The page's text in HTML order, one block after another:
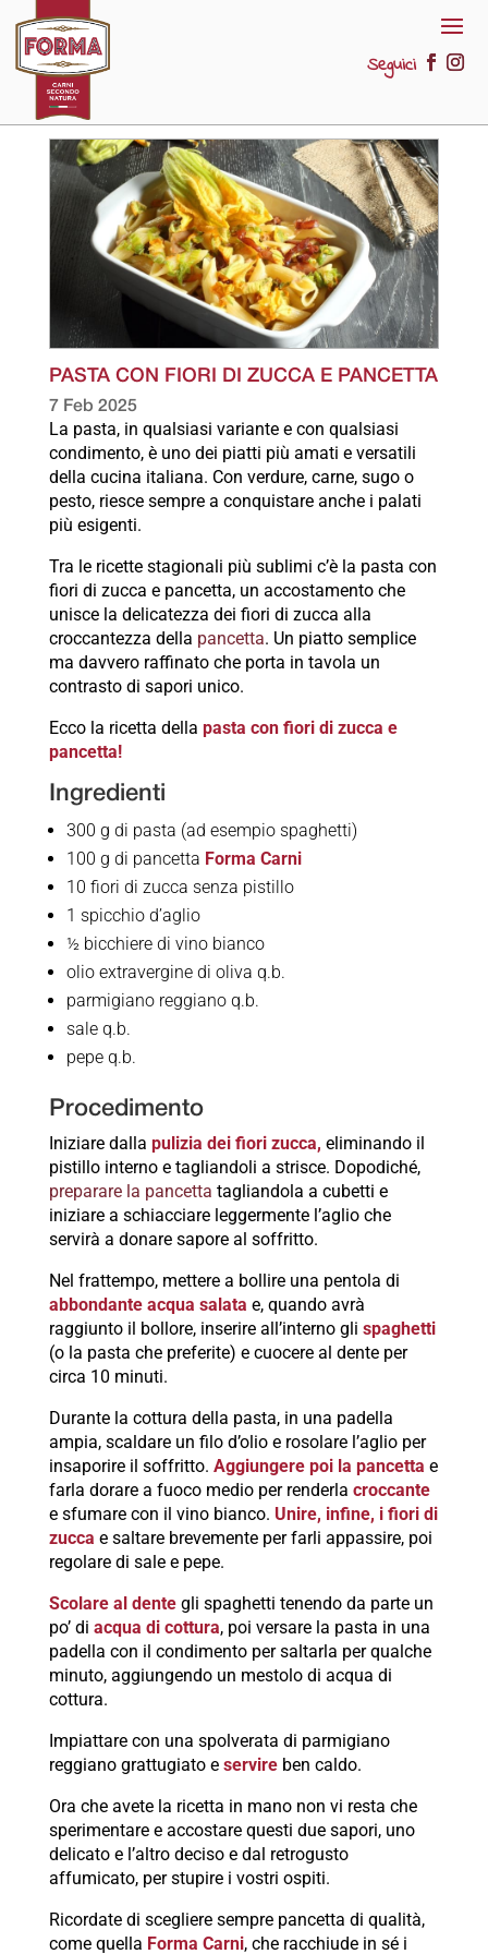
Seguici
PASTA CON FIORI DI ZUCCA E PANCETTA
7 Feb 2025
La pasta, in qualsiasi variante e con qualsiasi
condimento, è uno dei piatti più amati e versatili
della cucina italiana. Con verdure, carne, sugo o
pesto, riesce sempre a conquistare anche i palati
più esigenti.
Tra le ricette stagionali più sublimi c’è la pasta con
fiori di zucca e pancetta, un accostamento che
unisce la delicatezza dei fiori di zucca alla
croccantezza della pancetta. Un piatto semplice
ma davvero raffinato che porta in tavola un
contrasto di sapori unico.
Ecco la ricetta della pasta con fiori di zucca e
pancetta!
Ingredienti
300 g di pasta (ad esempio spaghetti)
100 g di pancetta Forma Carni
10 fiori di zucca senza pistillo
1 spicchio d’aglio
½ bicchiere di vino bianco
olio extravergine di oliva q.b.
parmigiano reggiano q.b.
sale q.b.
pepe q.b.
Procedimento
Iniziare dalla pulizia dei fiori zucca, eliminando il
pistillo interno e tagliandoli a strisce. Dopodiché,
preparare la pancetta tagliandola a cubetti e
iniziare a schiacciare leggermente l’aglio che
servirà a donare sapore al soffritto.
Nel frattempo, mettere a bollire una pentola di
abbondante acqua salata e, quando avrà
raggiunto il bollore, inserire all’interno gli spaghetti
(o la pasta che preferite) e cuocere al dente per
circa 10 minuti.
Durante la cottura della pasta, in una padella
ampia, scaldare un filo d’olio e rosolare l’aglio per
insaporire il soffritto. Aggiungere poi la pancetta e
farla dorare a fuoco medio per renderla croccante
e sfumare con il vino bianco. Unire, infine, i fiori di
zucca e saltare brevemente per farli appassire, poi
regolare di sale e pepe.
Scolare al dentegli spaghetti tenendo da parte un
po’ di acqua di cottura, poi versare la pasta in una
padella con il condimento per saltarla per qualche
minuto, aggiungendo un mestolo di acqua di
cottura.
Impiattare con una spolverata di parmigiano
reggiano grattugiato e servireben caldo.
Ora che avete la ricetta in mano non vi resta che
sperimentare e accostare questi due sapori, uno
delicato e l’altro deciso e dal retrogusto
affumicato, per stupire i vostri ospiti.
Ricordate di scegliere sempre pancetta di qualità,
come quella Forma Carni, che racchiude in sé i